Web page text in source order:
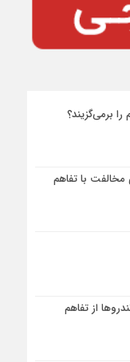
را برمی‌گزیند؟
مخالفت با تفاهم
از تفاهم